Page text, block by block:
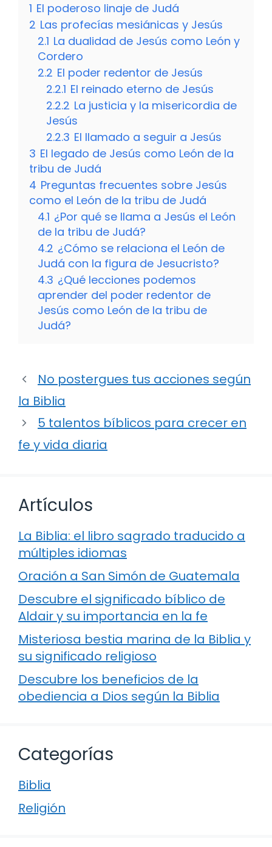
1 El poderoso linaje de Judá
2 Las profecías mesiánicas y Jesús
2.1 La dualidad de Jesús como León y
Cordero
2.2 El poder redentor de Jesús
2.2.1 El reinado eterno de Jesús
2.2.2 La justicia y la misericordia de
Jesús
2.2.3 El llamado a seguir a Jesús
3 El legado de Jesús como León de la
tribu de Judá
4 Preguntas frecuentes sobre Jesús
como el León de la tribu de Judá
4.1 ¿Por qué se llama a Jesús el León
de la tribu de Judá?
4.2 ¿Cómo se relaciona el León de
Judá con la figura de Jesucristo?
4.3 ¿Qué lecciones podemos
aprender del poder redentor de
Jesús como León de la tribu de
Judá?
No postergues tus acciones según
la Biblia
5 talentos bíblicos para crecer en
fe y vida diaria
Artículos
La Biblia: el libro sagrado traducido a
múltiples idiomas
Oración a San Simón de Guatemala
Descubre el significado bíblico de
Aldair y su importancia en la fe
Misteriosa bestia marina de la Biblia y
su significado religioso
Descubre los beneficios de la
obediencia a Dios según la Biblia
Categorías
Biblia
Religión